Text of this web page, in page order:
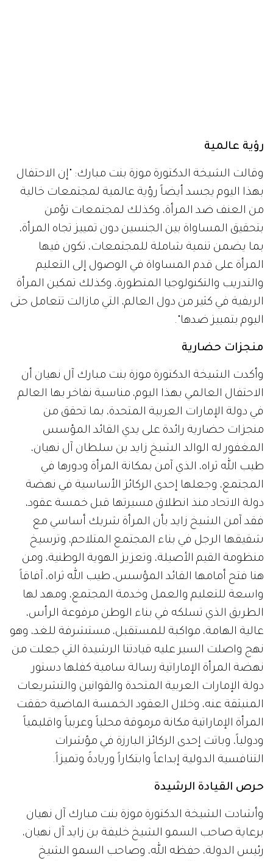
رؤية عالمية
وقالت الشيخة الدكتورة موزة بنت مبارك: "إن الاحتفال
بهذا اليوم يجسد أيضاً رؤية عالمية لمجتمعات خالية
من العنف ضد المرأة، وكذلك لمجتمعات تؤمن
بتحقيق المساواة بين الجنسين دون تمييز تجاه المرأة،
بما يضمن تنمية شاملة للمجتمعات، تكون فيها
المرأة على قدم المساواة في الوصول إلى التعليم
والتدريب والتكنولوجيا المتطورة، وكذلك تمكين المرأة
الريفية في كثير من دول العالم، التي مازالت تتعامل حتى
اليوم بتمييز ضدها".
منجزات حضارية
وأكدت الشيخة الدكتورة موزة بنت مبارك آل نهيان أن
الاحتفال العالمي بهذا اليوم، مناسبة نفاخر بها العالم
في دولة الإمارات العربية المتحدة، بما تحقق من
منجزات حضارية رائدة على يدي القائد المؤسس
المغفور له الوالد الشيخ زايد بن سلطان آل نهيان،
طيب الله ثراه، الذي آمن بمكانة المرأة ودورها في
المجتمع، وجعلها إحدى الركائز الأساسية في نهضة
دولة الاتحاد منذ انطلاق مسيرتها قبل خمسة عقود،
فقد آمن الشيخ زايد بأن المرأة شريك أساسي مع
شقيقها الرجل في بناء المجتمع المتلاحم، وترسيخ
منظومة القيم الأصيلة، وتعزيز الهوية الوطنية، ومن
هنا فتح أمامها القائد المؤسس، طيب الله ثراه، آفاقاً
واسعة للتعليم والعمل وخدمة المجتمع، ومهد لها
الطريق الذي تسلكه في بناء الوطن مرفوعة الرأس،
عالية الهامة، مواكبة للمستقبل، مستشرفة للغد، وهو
نهج واصلت السير عليه قيادتنا الرشيدة التي جعلت من
نهضة المرأة الإماراتية رسالة سامية كفلها دستور
دولة الإمارات العربية المتحدة والقوانين والتشريعات
المنبثقة عنه، وخلال العقود الخمسة الماضية حققت
المرأة الإماراتية مكانة مرموقة محلياً وعربياً واقليمياً
ودولياً، وباتت إحدى الركائز البارزة في مؤشرات
التنافسية الدولية إبداعاً وابتكاراً وريادةً وتميزاً.
حرص القيادة الرشيدة
وأشادت الشيخة الدكتورة موزة بنت مبارك آل نهيان
برعاية صاحب السمو الشيخ خليفة بن زايد آل نهيان،
رئيس الدولة، حفظه الله، وصاحب السمو الشيخ